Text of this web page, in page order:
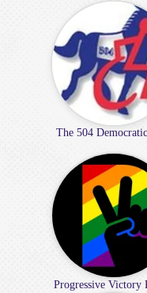
The 504
Progressive Victory